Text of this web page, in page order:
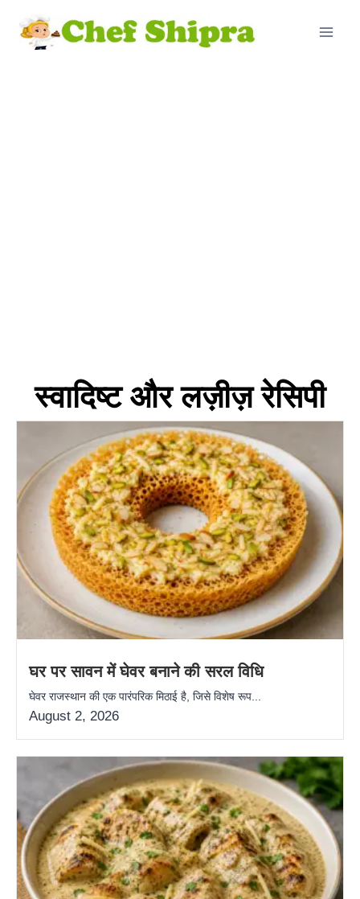
स्वादिष्ट और लज़ीज़ रेसिपी
घर पर सावन में घेवर बनाने की सरल विधि
घेवर राजस्थान की एक पारंपरिक मिठाई है, जिसे विशेष रूप...
August 2, 2026